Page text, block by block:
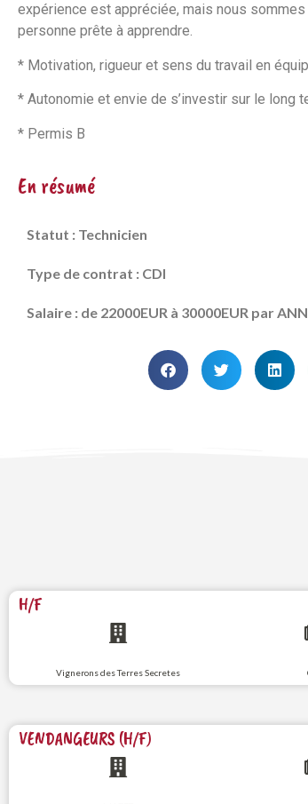
expérience est appréciée, mais nous
personne prête à apprendre.
* Motivation, rigueur et sens du travail en
* Autonomie et envie de s’investir sur le long
* Permis B
En résumé
Statut : Technicien
Type de contrat : CDI
Salaire : de 22000EUR à 30000EUR par
H/F
Vignerons des Terres Secretes
VENDANGEURS (H/F)